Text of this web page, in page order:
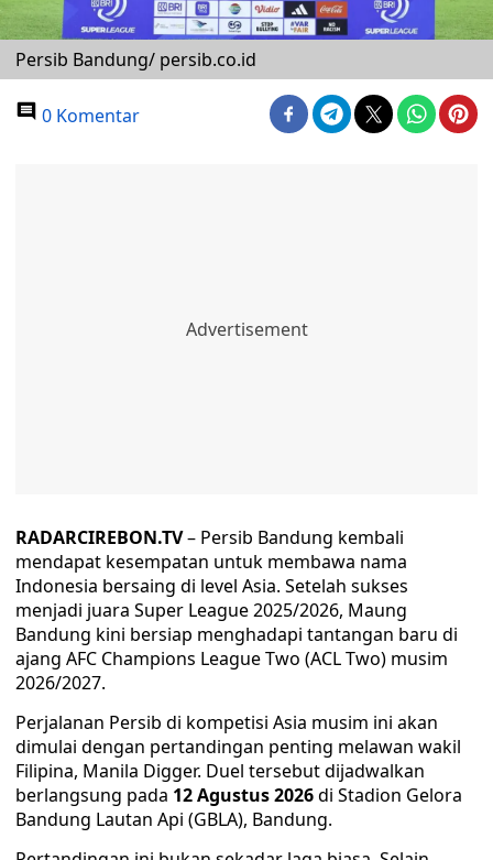
Persib Bandung/ persib.co.id
0 Komentar
RADARCIREBON.TV– Persib Bandung kembali
mendapat kesempatan untuk membawa nama
Indonesia bersaing di level Asia. Setelah sukses
menjadi juara Super League 2025/2026, Maung
Bandung kini bersiap menghadapi tantangan baru di
ajang AFC Champions League Two (ACL Two) musim
2026/2027.
Perjalanan Persib di kompetisi Asia musim ini akan
dimulai dengan pertandingan penting melawan wakil
Filipina, Manila Digger. Duel tersebut dijadwalkan
berlangsung pada 12 Agustus 2026di Stadion Gelora
Bandung Lautan Api (GBLA), Bandung.